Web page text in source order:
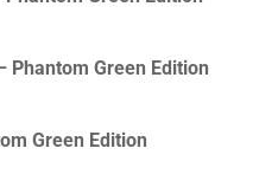
Phantom Green Edition
Green Edition